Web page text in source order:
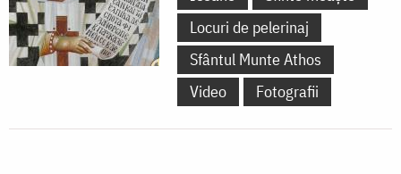
se
găsesc
Locuri de pelerinaj
Sfântul Munte Athos
Video
Fotografii